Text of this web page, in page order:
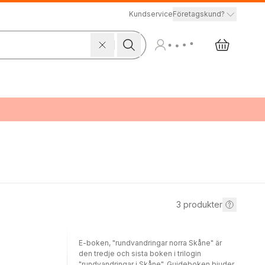
KundserviceFöretagskund?
3 produkter
E-boken, "rundvandringar norra Skåne" är
den tredje och sista boken i trilogin